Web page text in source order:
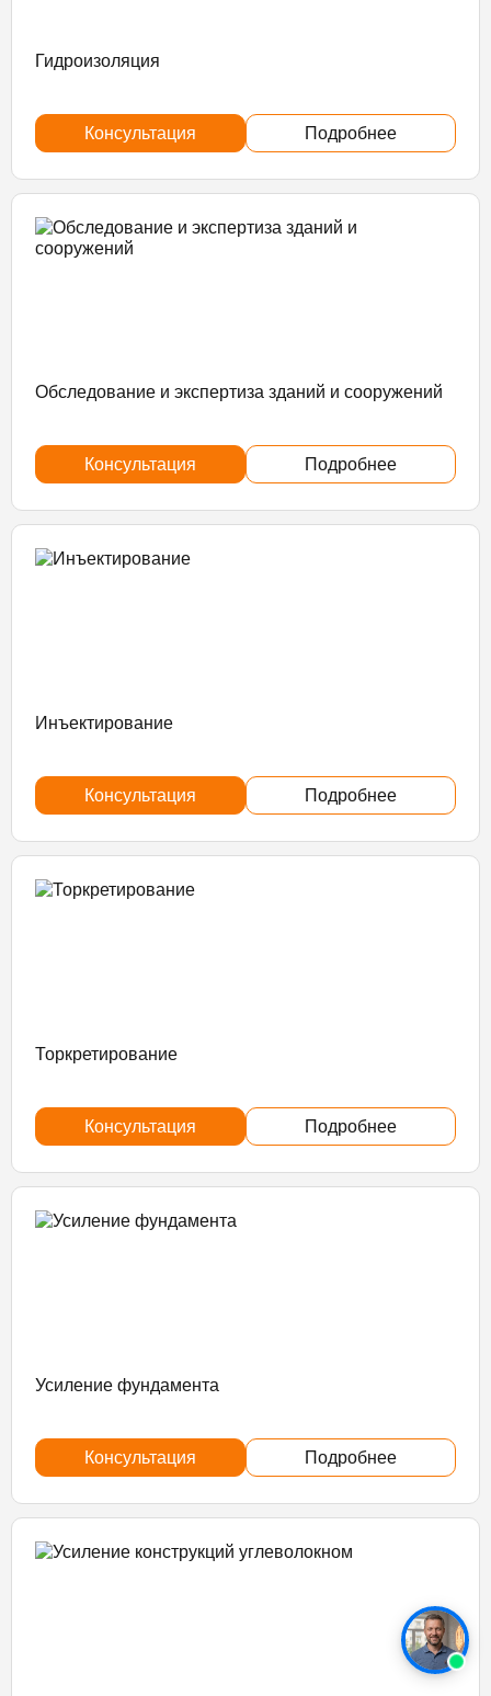
Гидроизоляция
Консультация Подробнее
Обследование и экспертиза зданий и сооружений
Консультация Подробнее
Инъектирование
Консультация Подробнее
Торкретирование
Консультация Подробнее
Усиление фундамента
Консультация Подробнее